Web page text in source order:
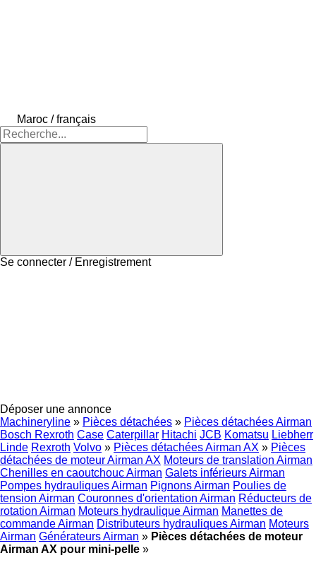
Maroc / français
Se connecter / Enregistrement
Déposer une annonce
Machineryline » Pièces détachées » Pièces détachées Airman
Bosch Rexroth Case Caterpillar Hitachi JCB Komatsu Liebherr
Linde Rexroth Volvo » Pièces détachées Airman AX » Pièces
détachées de moteur Airman AX Moteurs de translation Airman
Chenilles en caoutchouc Airman Galets inférieurs Airman
Pompes hydrauliques Airman Pignons Airman Poulies de
tension Airman Couronnes d'orientation Airman Réducteurs de
rotation Airman Moteurs hydraulique Airman Manettes de
commande Airman Distributeurs hydrauliques Airman Moteurs
Airman Générateurs Airman » Pièces détachées de moteur
Airman AX pour mini-pelle »